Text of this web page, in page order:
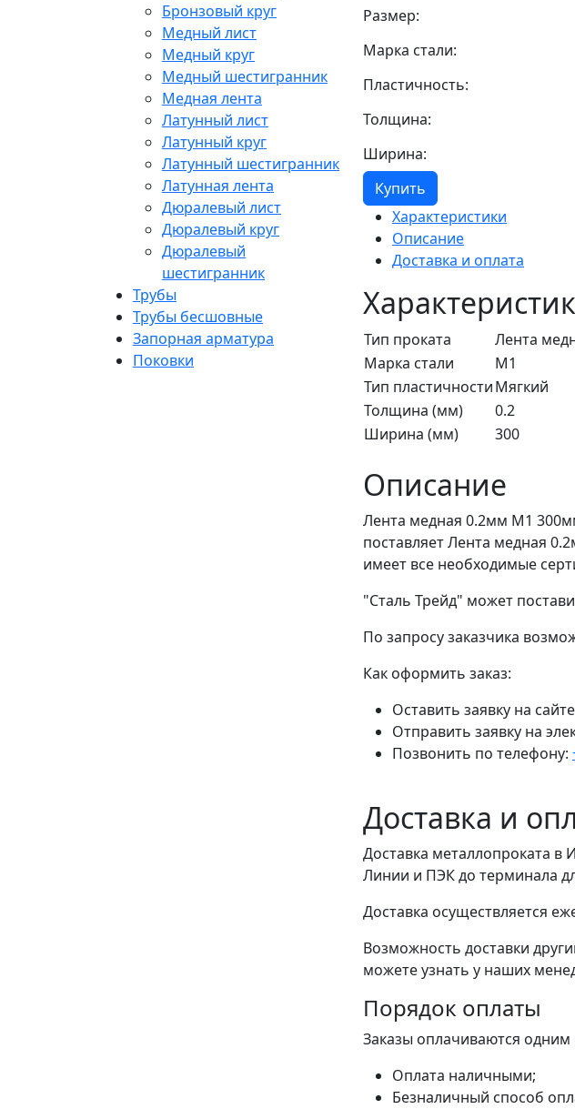
Бронзовый круг
Медный лист
Медный круг
Медный шестигранник
Медная лента
Латунный лист
Латунный круг
Латунный шестигранник
Латунная лента
Дюралевый лист
Дюралевый круг
Дюралевый
шестигранник
Трубы
Трубы бесшовные
Запорная арматура
Поковки
Размер:
Марка стали:
Пластичность:
Толщина:
Ширина:
Купить
Характеристики
Описание
Доставка и оплата
Тип проката
Лента
Марка стали
М1
Тип пластичностиМягкий
Толщина (мм)
0.2
Ширина (мм)
300
Описание
Лента медная 0.2мм М1
поставляет Лента медная
имеет все необходимые
"Сталь Трейд" может
По запросу заказчика
Как оформить заказ:
Оставить заявку на
Отправить заявку на
Позвонить по телефону:
Доставка и
Доставка металлопроката
Линии и ПЭК до терминала
Доставка осуществляется
Возможность доставки
можете узнать у наших
Порядок оплаты
Заказы оплачиваются
Оплата наличными;
Безналичный способ